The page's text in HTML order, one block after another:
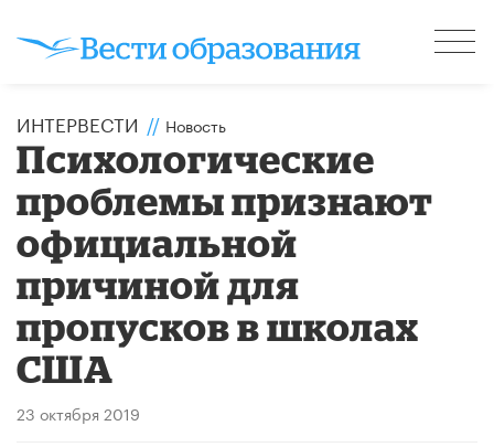
ИНТЕРВЕСТИ // Новость
Психологические
проблемы признают
официальной
причиной для
пропусков в школах
США
23 октября 2019